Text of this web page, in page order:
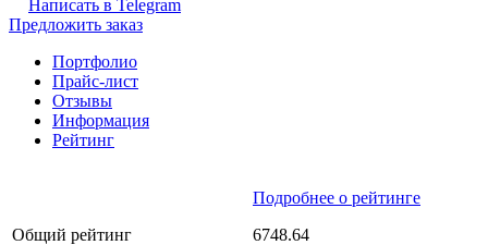
Написать в Telegram
Предложить заказ
Портфолио
Прайс-лист
Отзывы
Информация
Рейтинг
Общий рейтинг
Подробнее о рейтинге
6748.64